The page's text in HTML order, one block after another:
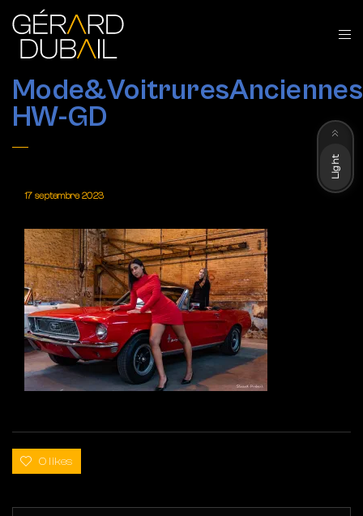
HW-GD
17 septembre 2023
0 likes
Light
Dark